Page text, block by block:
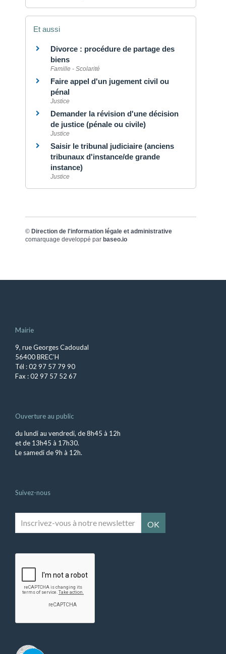
Et aussi
Divorce : procédure de partage des
biens
Famille - Scolarité
Faire appel d'un jugement civil ou
pénal
Justice
Demander la révision d'une décision
de justice (pénale ou civile)
Justice
Saisir le tribunal judiciaire (anciens
tribunaux d'instance/de grande
instance)
Justice
© Direction de l'information légale et administrative
comarquage developpé par baseo.io
Mairie
9, rue Georges Cadoudal
56400 BREC’H
Tél : 02 97 57 79 90
Fax : 02 97 57 52 67
Ouverture au public
du lundi au vendredi, de 8h45 à 12h
et de 13h45 à 17h30.
Le samedi de 9h à 12h.
Suivez-nous
vous
notre